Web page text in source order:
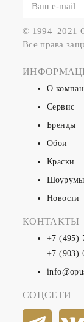
© 1994–2021
Все права
О
Сервис
Бренды
Обои
Краски
Шоурумы
Новости
КОНТАКТЫ
+7 (495)
+7 (903)
СОЦСЕТИ